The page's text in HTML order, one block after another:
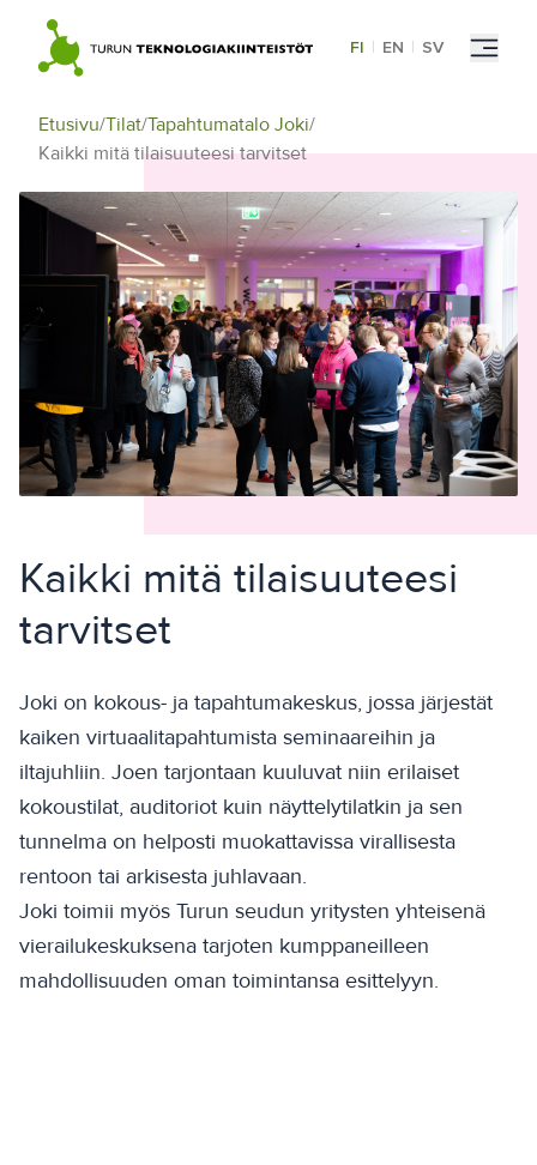
content
FI | EN | SV
Etusivu/Tilat/Tapahtumatalo Joki/
Kaikki mitä tilaisuuteesi tarvitset
Kaikki mitä tilaisuuteesi
tarvitset
Joki on kokous- ja tapahtumakeskus, jossa järjestät
kaiken virtuaalitapahtumista seminaareihin ja
iltajuhliin. Joen tarjontaan kuuluvat niin erilaiset
kokoustilat, auditoriot kuin näyttelytilatkin ja sen
tunnelma on helposti muokattavissa virallisesta
rentoon tai arkisesta juhlavaan.
Joki toimii myös Turun seudun yritysten yhteisenä
vierailukeskuksena tarjoten kumppaneilleen
mahdollisuuden oman toimintansa esittelyyn.